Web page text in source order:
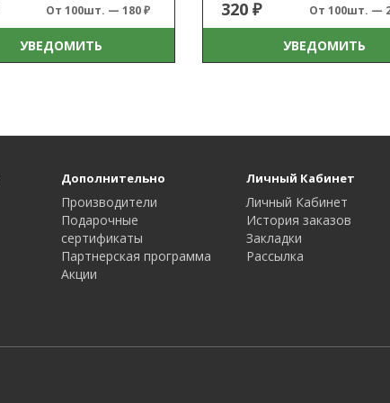
От 100шт. — 180 ₽
УВЕДОМИТЬ
320 ₽
От 100шт. —
УВЕДОМИТЬ
Дополнительно
Производители
Подарочные
сертификаты
Партнерская программа
Акции
Личный Кабинет
Личный Кабинет
История заказов
Закладки
Рассылка